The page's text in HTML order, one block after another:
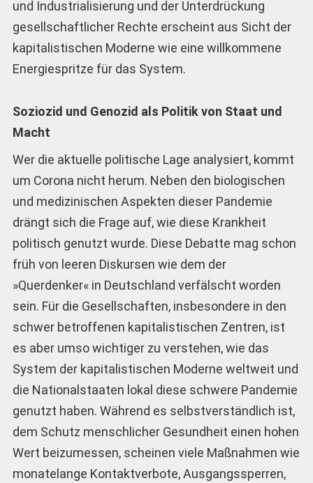
und Industrialisierung und der Unterdrückung
gesellschaftlicher Rechte erscheint aus Sicht der
kapitalistischen Moderne wie eine willkommene
Energiespritze für das System.
Soziozid und Genozid als Politik von Staat und
Macht
Wer die aktuelle politische Lage analysiert, kommt
um Corona nicht herum. Neben den biologischen
und medizinischen Aspekten dieser Pandemie
drängt sich die Frage auf, wie diese Krankheit
politisch genutzt wurde. Diese Debatte mag schon
früh von leeren Diskursen wie dem der
»Querdenker« in Deutschland verfälscht worden
sein. Für die Gesellschaften, insbesondere in den
schwer betroffenen kapitalistischen Zentren, ist
es aber umso wichtiger zu verstehen, wie das
System der kapitalistischen Moderne weltweit und
die Nationalstaaten lokal diese schwere Pandemie
genutzt haben. Während es selbstverständlich ist,
dem Schutz menschlicher Gesundheit einen hohen
Wert beizumessen, scheinen viele Maßnahmen wie
monatelange Kontaktverbote, Ausgangssperren,